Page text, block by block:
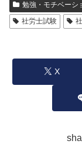
勉強・モチベーシ
社労士試験
X